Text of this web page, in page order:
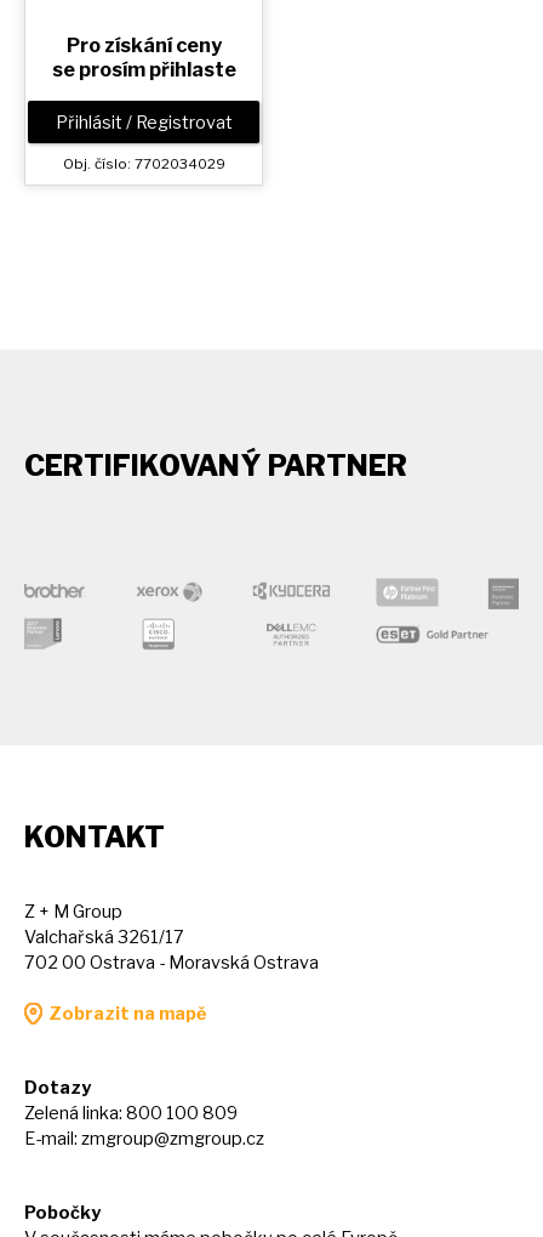
Pro získání ceny
se prosím přihlaste
Přihlásit / Registrovat
Obj. číslo: 7702034029
CERTIFIKOVANÝ PARTNER
KONTAKT
Z + M Group
Valchařská 3261/17
702 00 Ostrava - Moravská Ostrava
Zobrazit na mapě
Dotazy
Zelená linka: 800 100 809
E-mail: zmgroup@zmgroup.cz
Pobočky